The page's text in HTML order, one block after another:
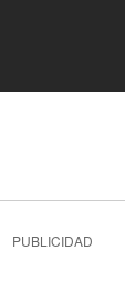
PUBLICIDAD